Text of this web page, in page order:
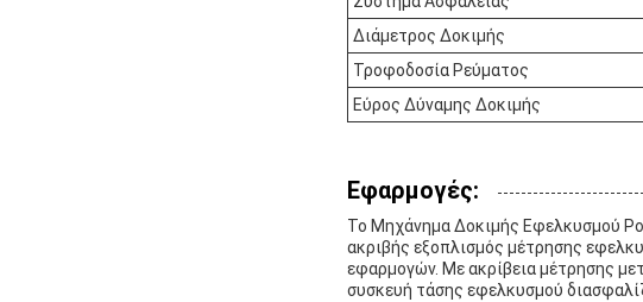
Διάμετρος Δοκιμής
Τροφοδοσία Ρεύματος
Εύρος Δύναμης Δοκιμής
Εφαρμογές:
Το Μηχάνημα Δοκιμής Εφελκυσμού
ακριβής εξοπλισμός μέτρησης
εφαρμογών. Με ακρίβεια μέτρησης
συσκευή τάσης εφελκυσμού